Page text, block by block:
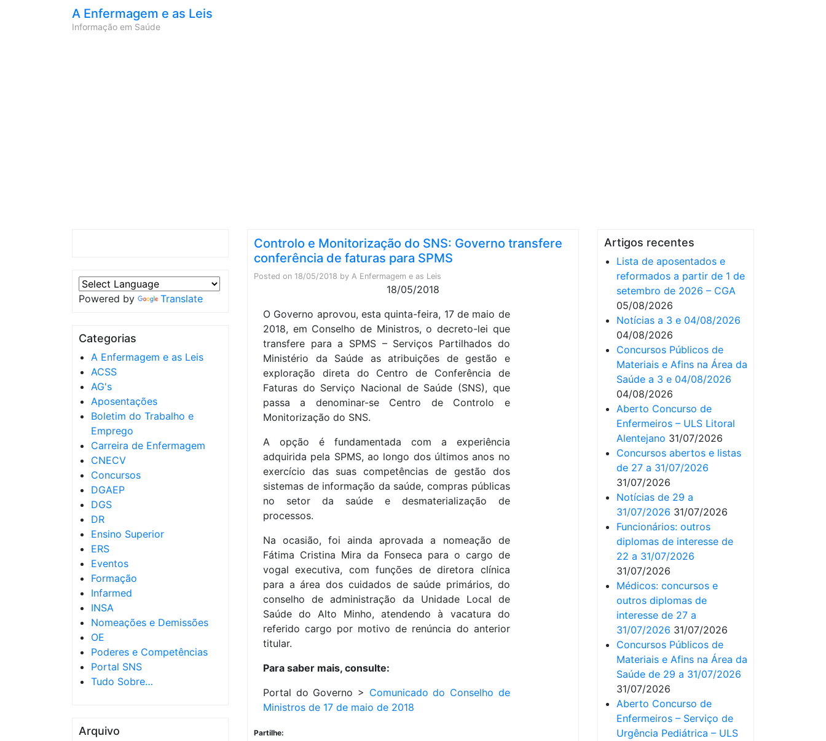
A Enfermagem e as Leis
Informação em Saúde
Powered by Translate
Categorias
A Enfermagem e as Leis
ACSS
AG's
Aposentações
Boletim do Trabalho e
Emprego
Carreira de Enfermagem
CNECV
Concursos
DGAEP
DGS
DR
Ensino Superior
ERS
Eventos
Formação
Infarmed
INSA
Nomeações e Demissões
OE
Poderes e Competências
Portal SNS
Tudo Sobre…
Arquivo
Controlo e Monitorização do SNS: Governo transfere
conferência de faturas para SPMS
Posted on 18/05/2018 by A Enfermagem e as Leis
18/05/2018
O Governo aprovou, esta quinta-feira, 17 de maio de
2018, em Conselho de Ministros, o decreto-lei que
transfere para a SPMS – Serviços Partilhados do
Ministério da Saúde as atribuições de gestão e
exploração direta do Centro de Conferência de
Faturas do Serviço Nacional de Saúde (SNS), que
passa a denominar-se Centro de Controlo e
Monitorização do SNS.
A opção é fundamentada com a experiência
adquirida pela SPMS, ao longo dos últimos anos no
exercício das suas competências de gestão dos
sistemas de informação da saúde, compras públicas
no setor da saúde e desmaterialização de
processos.
Na ocasião, foi ainda aprovada a nomeação de
Fátima Cristina Mira da Fonseca para o cargo de
vogal executiva, com funções de diretora clínica
para a área dos cuidados de saúde primários, do
conselho de administração da Unidade Local de
Saúde do Alto Minho, atendendo à vacatura do
referido cargo por motivo de renúncia do anterior
titular.
Para saber mais, consulte:
Portal do Governo > Comunicado do Conselho de
Ministros de 17 de maio de 2018
Partilhe:
Artigos recentes
Lista de aposentados e
reformados a partir de 1 de
setembro de 2026 – CGA
05/08/2026
Notícias a 3 e 04/08/2026
04/08/2026
Concursos Públicos de
Materiais e Afins na Área da
Saúde a 3 e 04/08/2026
04/08/2026
Aberto Concurso de
Enfermeiros – ULS Litoral
Alentejano 31/07/2026
Concursos abertos e listas
de 27 a 31/07/2026
31/07/2026
Notícias de 29 a
31/07/2026 31/07/2026
Funcionários: outros
diplomas de interesse de
22 a 31/07/2026
31/07/2026
Médicos: concursos e
outros diplomas de
interesse de 27 a
31/07/2026 31/07/2026
Concursos Públicos de
Materiais e Afins na Área da
Saúde de 29 a 31/07/2026
31/07/2026
Aberto Concurso de
Enfermeiros – Serviço de
Urgência Pediátrica – ULS